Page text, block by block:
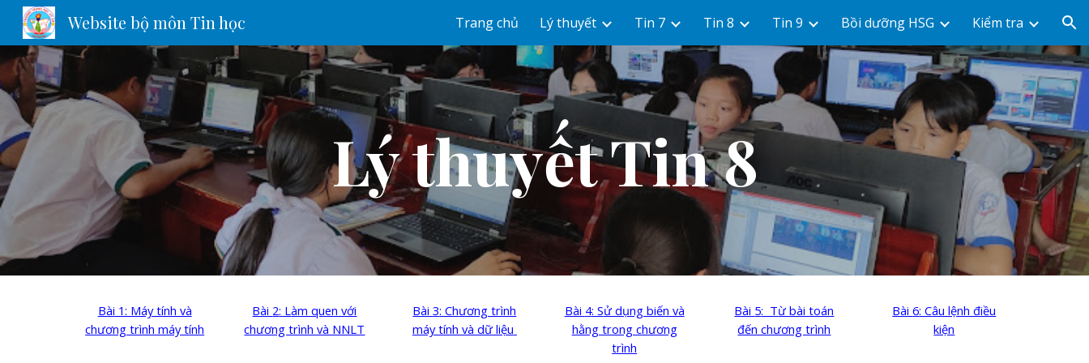
Skip to main content Skip to navigation
Website bộ môn Tin học Trang chủ Lý thuyết Tin 7 Tin 8 Tin 9 Bồi dưỡng HSG Kiểm tra
Lý thuyết Tin 8
Bài 1: Máy tính và
chương trình máy tính
Bài 2: Làm quen với
chương trình và NNLT
Bài3: Chương trình
máy tính và dữ liệu
Bài 4: Sử dụng biến và
hằng trong chương
trình
Bài 5: Từ bài toán
đến chương trình
Bài6: Câu lệnh điều
kiện